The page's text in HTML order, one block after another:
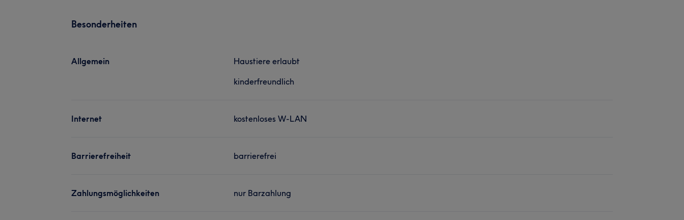
Besonderheiten
Allgemein
Haustiere erlaubt
kinderfreundlich
Internet kostenloses W-LAN
Barrierefreiheit barrierefrei
Zahlungsmöglichkeiten nur Barzahlung